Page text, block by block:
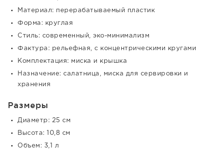
Материал: перерабатываемый пластик
Форма: круглая
Стиль: современный, эко-минимализм
Фактура: рельефная, с концентрическими кругами
Комплектация: миска и крышка
Назначение: салатница, миска для сервировки и
хранения
Размеры
Диаметр: 25 см
Высота: 10,8 см
Объем: 3,1 л